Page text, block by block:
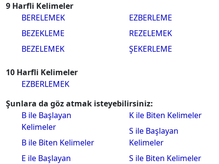
9 Harfli Kelimeler
BERELEMEK
BEZEKLEME
BEZELEMEK
EZBERLEME
REZELEMEK
ŞEKERLEME
10 Harfli Kelimeler
EZBERLEMEK
Şunlara da göz atmak isteyebilirsiniz:
B ile Başlayan
Kelimeler
B ile Biten Kelimeler
E ile Başlayan
K ile Biten Kelimeler
S ile Başlayan
Kelimeler
S ile Biten Kelimeler